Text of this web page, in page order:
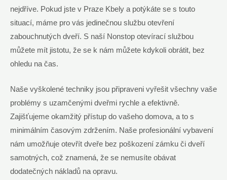
nejdříve. Pokud jste v Praze Kbely a potýkáte se s touto
situací, máme pro vás jedinečnou službu otevření
zabouchnutých dveří. S naší Nonstop otevírací službou
můžete mít jistotu, že se k nám můžete kdykoli obrátit, bez
ohledu na čas.
Naše vyškolené techniky jsou připraveni vyřešit všechny vaše
problémy s uzamčenými dveřmi rychle a efektivně.
Zajišťujeme okamžitý přístup do vašeho domova, a to s
minimálním časovým zdržením. Naše profesionální vybavení
nám umožňuje otevřít dveře bez poškození zámku či dveří
samotných, což znamená, že se nemusíte obávat
dodatečných nákladů na opravu.